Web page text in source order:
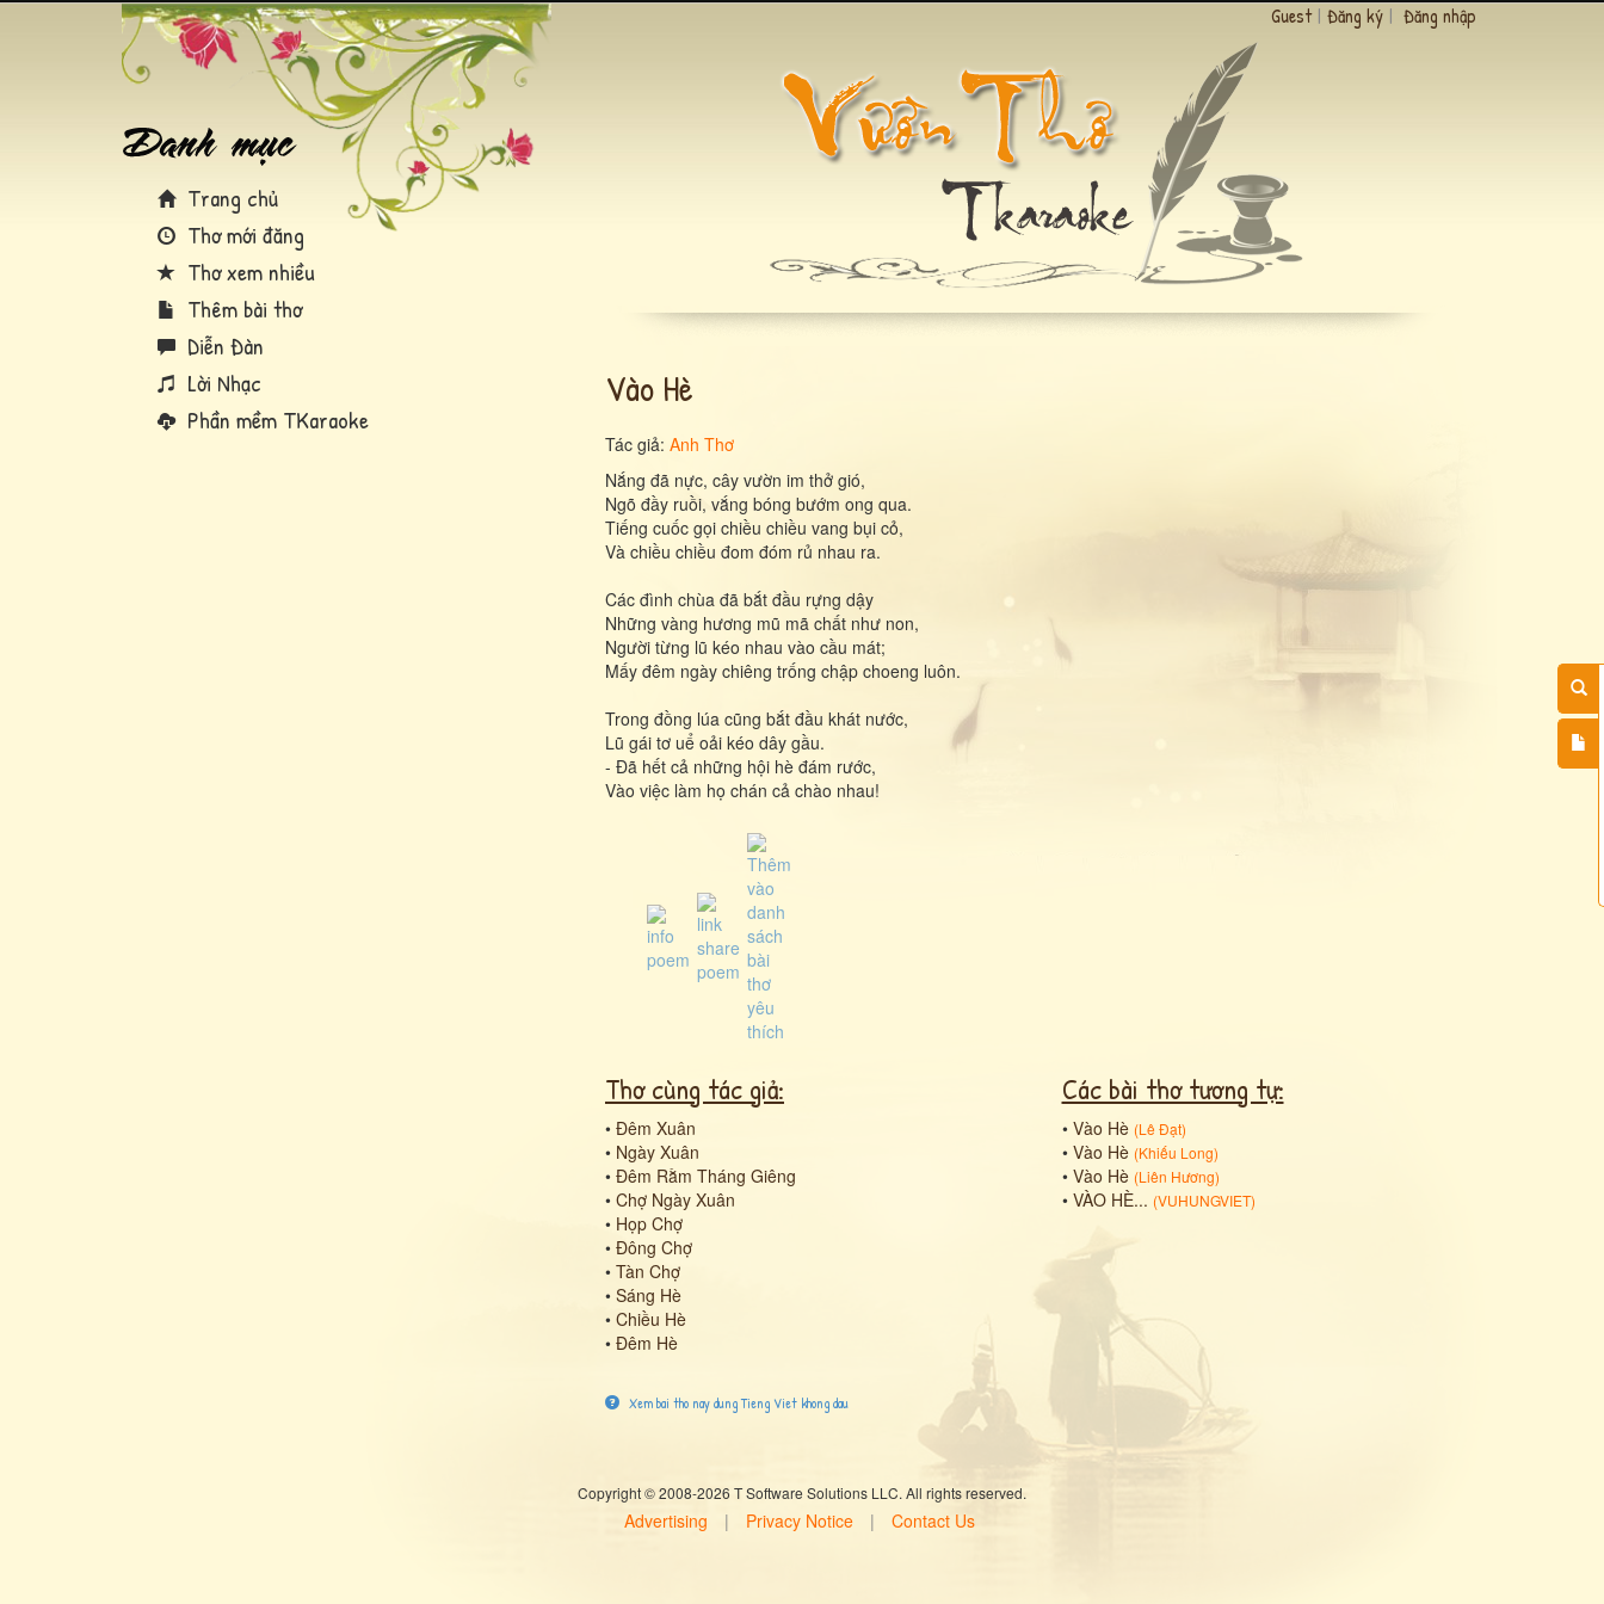
Trang chủ
Thơ mới đăng
Thơ xem nhiều
Thêm bài thơ
Diễn Đàn
Lời Nhạc
Phần mềm TKaraoke
Guest | Đăng ký | Đăng nhập
Vào Hè
Tác giả: Anh Thơ
Nắng đã nực, cây vườn im thở gió,
Ngõ đầy ruồi, vắng bóng bướm ong qua.
Tiếng cuốc gọi chiều chiều vang bụi cỏ,
Và chiều chiều đom đóm rủ nhau ra.
Các đình chùa đã bắt đầu rựng dậy
Những vàng hương mũ mã chất như non,
Người từng lũ kéo nhau vào cầu mát;
Mấy đêm ngày chiêng trống chập choeng luôn.
Trong đồng lúa cũng bắt đầu khát nước,
Lũ gái tơ uể oải kéo dây gầu.
- Đã hết cả những hội hè đám rước,
Vào việc làm họ chán cả chào nhau!
Thơ cùng tác giả:
• Đêm Xuân
• Ngày Xuân
• Đêm Rằm Tháng Giêng
• Chợ Ngày Xuân
• Họp Chợ
• Đông Chợ
• Tàn Chợ
• Sáng Hè
• Chiều Hè
• Đêm Hè
Các bài thơ tương tự:
• Vào Hè (Lê Đạt)
• Vào Hè (Khiếu Long)
• Vào Hè (Liên Hương)
• VÀO HÈ... (VUHUNGVIET)
Xem bai tho nay dung Tieng Viet khong dau
Copyright © 2008-2026 T Software Solutions LLC. All rights reserved.
Advertising | Privacy Notice | Contact Us